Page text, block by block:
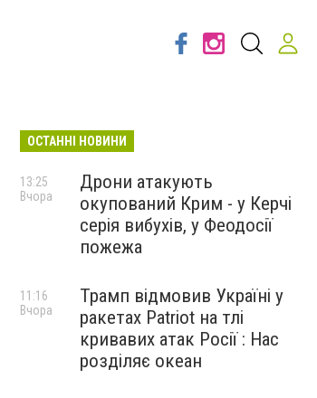
ОСТАННІ НОВИНИ
Дрони атакують
окупований Крим - у Керчі
серія вибухів, у Феодосії
пожежа
13:25
Вчора
Трамп відмовив Україні у
ракетах Patriot на тлі
кривавих атак Росії : Нас
розділяє океан
11:16
Вчора